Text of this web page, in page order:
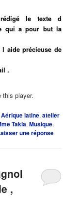
le texte d
qui a pour but la
l aide précieuse de
.
player.
Aérique latine,atelier
Takla,Musique,
une réponse
,